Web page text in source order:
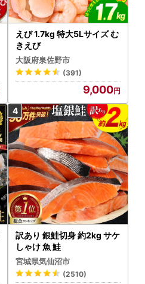
えび 1.7kg 特大5Lサイズ む
きえび
大阪府泉佐野市
(391)
9,000
訳あり 銀鮭切身 約2kg サケ
しゃけ 魚 鮭
宮城県気仙沼市
(2510)